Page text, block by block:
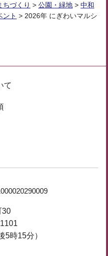
ちづくり > 公園・緑地 > 中和
ント > 2026年 にぎわいマルシ
て
30
5時15分）